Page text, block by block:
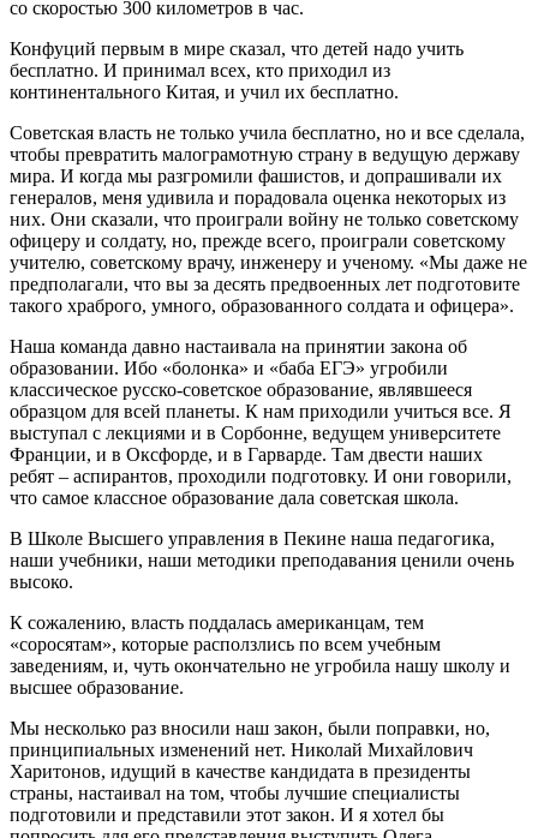
со скоростью 300 километров в час.
Конфуций первым в мире сказал, что детей надо учить
бесплатно. И принимал всех, кто приходил из
континентального Китая, и учил их бесплатно.
Советская власть не только учила бесплатно, но и все сделала,
чтобы превратить малограмотную страну в ведущую державу
мира. И когда мы разгромили фашистов, и допрашивали их
генералов, меня удивила и порадовала оценка некоторых из
них. Они сказали, что проиграли войну не только советскому
офицеру и солдату, но, прежде всего, проиграли советскому
учителю, советскому врачу, инженеру и ученому. «Мы даже не
предполагали, что вы за десять предвоенных лет подготовите
такого храброго, умного, образованного солдата и офицера».
Наша команда давно настаивала на принятии закона об
образовании. Ибо «болонка» и «баба ЕГЭ» угробили
классическое русско-советское образование, являвшееся
образцом для всей планеты. К нам приходили учиться все. Я
выступал с лекциями и в Сорбонне, ведущем университете
Франции, и в Оксфорде, и в Гарварде. Там двести наших
ребят – аспирантов, проходили подготовку. И они говорили,
что самое классное образование дала советская школа.
В Школе Высшего управления в Пекине наша педагогика,
наши учебники, наши методики преподавания ценили очень
высоко.
К сожалению, власть поддалась американцам, тем
«соросятам», которые расползлись по всем учебным
заведениям, и, чуть окончательно не угробила нашу школу и
высшее образование.
Мы несколько раз вносили наш закон, были поправки, но,
принципиальных изменений нет. Николай Михайлович
Харитонов, идущий в качестве кандидата в президенты
страны, настаивал на том, чтобы лучшие специалисты
подготовили и представили этот закон. И я хотел бы